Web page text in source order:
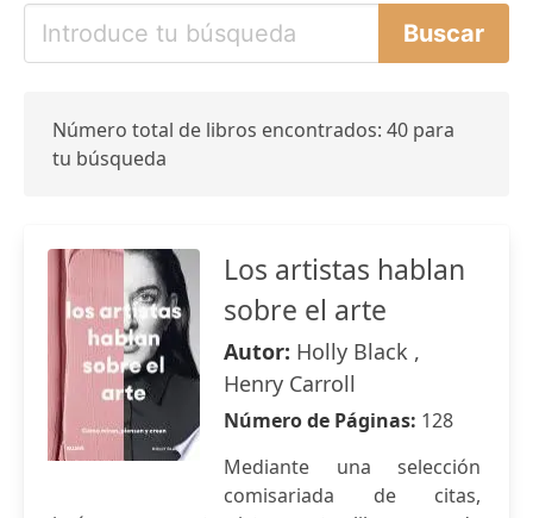
Número total de libros encontrados: 40 para
tu búsqueda
Los artistas hablan
sobre el arte
Autor: Holly Black ,
Henry Carroll
Número de Páginas: 128
Mediante una selección
comisariada de citas,